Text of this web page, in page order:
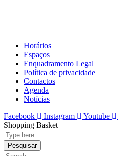
Horários
Espaços
Enquadramento Legal
Política de privacidade
Contactos
Agenda
Notícias
Facebook
Instagram Youtube
Shopping Basket